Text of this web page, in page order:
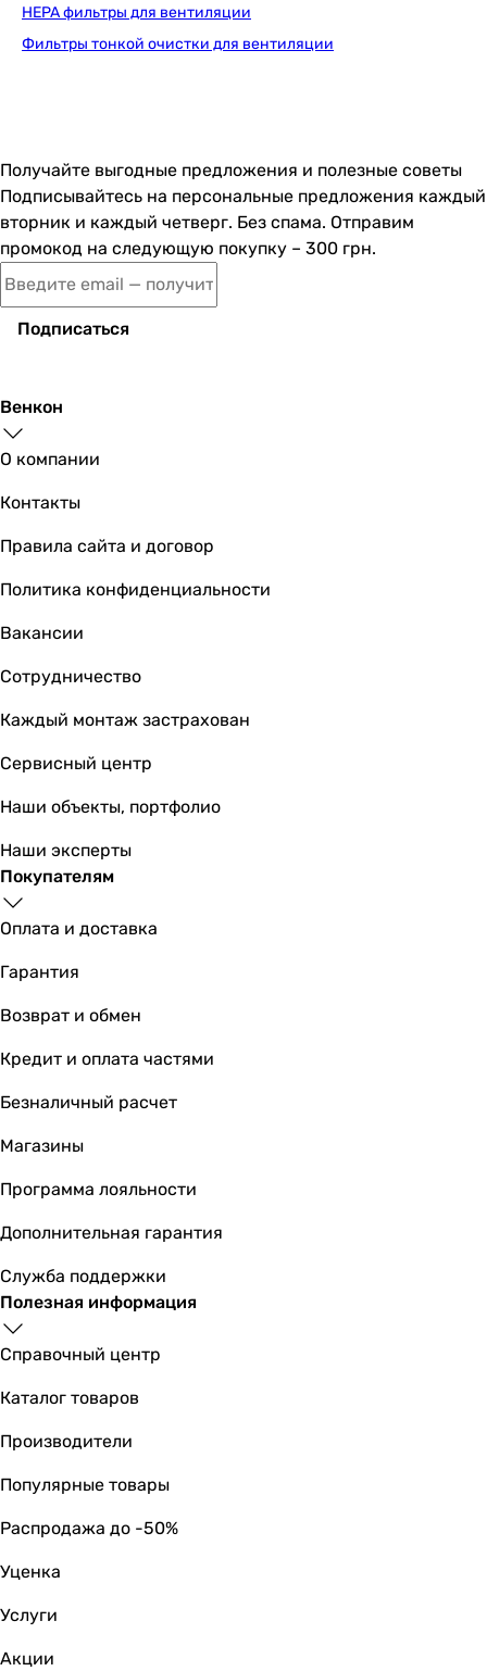
кассетный
кассетный
тонкая
тонкая
Класс фильтра
F7
F7
1 шт
1 шт
-
Ширина
300 мм
506 мм
320 мм
Высота
173 мм
164 мм
245 мм
Глубина
50 мм
50 мм
48 мм
Вес
0.24 кг
0.15 кг
-
Габариты в упаковке
Ширина в упаковке
580 мм
-
Высота в упаковке
200 мм
-
-
Глубина в упаковке
-
53 мм
-
Вес в упаковке
-
0.26 кг
-
HEPA фильтры для вентиляции
Фильтры тонкой очистки для вентиляции
Получайте выгодные предложения и полезные советы
Подписывайтесь на персональные предложения каждый
вторник и каждый четверг. Без спама. Отправим
промокод на следующую покупку – 300 грн.
Подписаться
Венкон
О компании
Контакты
Правила сайта и договор
Политика конфиденциальности
Вакансии
Сотрудничество
Каждый монтаж застрахован
Сервисный центр
Наши объекты, портфолио
Наши эксперты
Покупателям
Оплата и доставка
Гарантия
Возврат и обмен
Кредит и оплата частями
Безналичный расчет
Магазины
Программа лояльности
Дополнительная гарантия
Служба поддержки
Полезная информация
Справочный центр
Каталог товаров
Производители
Популярные товары
Распродажа до -50%
Уценка
Услуги
Акции